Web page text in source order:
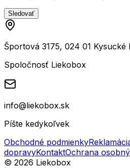
Sledovať
Športová 3175, 024 01 Kysucké
Spoločnosť Liekobox
info@liekobox.sk
Píšte kedykoľvek
Obchodné podmienky
dopravyKontaktOchrana
© 2026 Liekobox